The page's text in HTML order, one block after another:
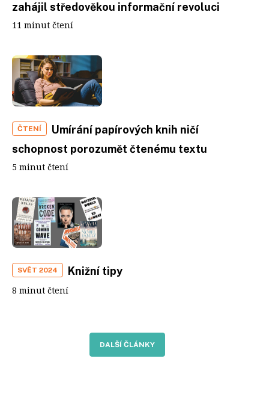
zahájil středověkou informační revoluci
11 minut čtení
ČTENÍ
Umírání papírových knih ničí
schopnost porozumět čtenému textu
5 minut čtení
SVĚT 2024 Knižní tipy
8 minut čtení
DALŠÍ ČLÁNKY